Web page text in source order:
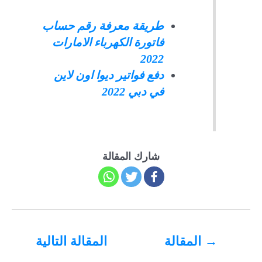
طريقة معرفة رقم حساب
فاتورة الكهرباء الامارات
2022
دفع فواتير ديوا اون لاين
في دبي 2022
شارك المقالة
→
المقالة
المقالة التالية